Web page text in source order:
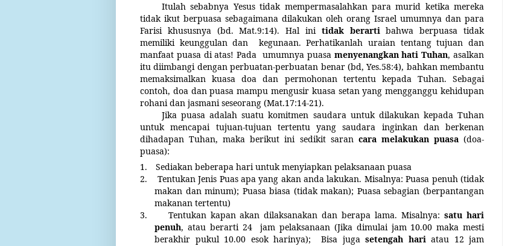
Itulah sebabnya Yesus tidak mempermasalahkan para murid ketika mereka
tidak ikut berpuasa sebagaimana dilakukan oleh orang Israel umumnya dan para
Farisi khususnya (bd. Mat.9:14). Hal ini tidak berartibahwa berpuasa tidak
memiliki keunggulan dan
kegunaan. Perhatikanlah uraian tentang tujuan dan
manfaat puasa di atas! Pada umumnya puasa menyenangkan hati Tuhan, asalkan
itu diimbangi dengan perbuatan-perbuatan benar (bd, Yes.58:4), bahkan membantu
memaksimalkan kuasa doa dan permohonan tertentu kepada Tuhan. Sebagai
contoh, doa dan puasa mampu mengusir kuasa setan yang mengganggu kehidupan
rohani dan jasmani seseorang (Mat.17:14-21).
Jika puasa adalah suatu komitmen saudara untuk dilakukan kepada Tuhan
untuk mencapai tujuan-tujuan tertentu yang saudara inginkan dan berkenan
dihadapan Tuhan, maka berikut ini sedikit saran cara melakukan puasa(doa-
puasa):
1.
Sediakan beberapa hari untuk menyiapkan pelaksanaan puasa
2.
Tentukan Jenis Puas apa yang akan anda lakukan. Misalnya: Puasa penuh (tidak
makan dan minum); Puasa biasa (tidak makan); Puasa sebagian (berpantangan
makanan tertentu)
3.
Tentukan kapan akan dilaksanakan dan berapa lama. Misalnya:satu hari
penuh, atau berarti 24
jam pelaksanaan (Jika dimulai jam 10.00 maka mesti
berakhir pukul 10.00 esok harinya);
Bisa juga setengah hariatau 12 jam